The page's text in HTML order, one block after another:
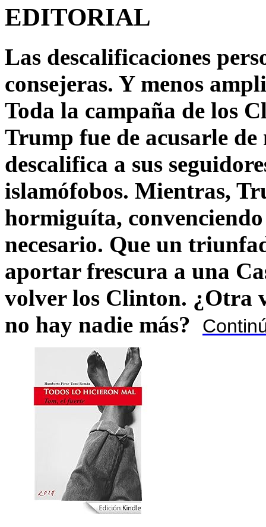
EDITORIAL
Las descalificaciones
consejeras. Y menos
Toda la campaña de los
Trump fue de acusarle
descalifica a sus
islamófobos. Mientras,
hormiguíta,
necesario. Que un
aportar frescura a una
volver los Clinton. ¿Otra
no hay nadie más?